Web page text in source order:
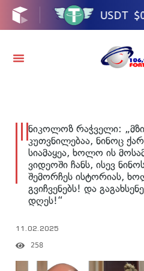
ნიკოლოზ რაჭველი:
კუთვნილებაა, ნინოც
სიამაყეა, ხოლო ის
ვიდეოში ჩანს, ისევ
შემორჩეს ისტორიას,
გვიჩვენებს! და
დღეს!“
11.02.2025
258